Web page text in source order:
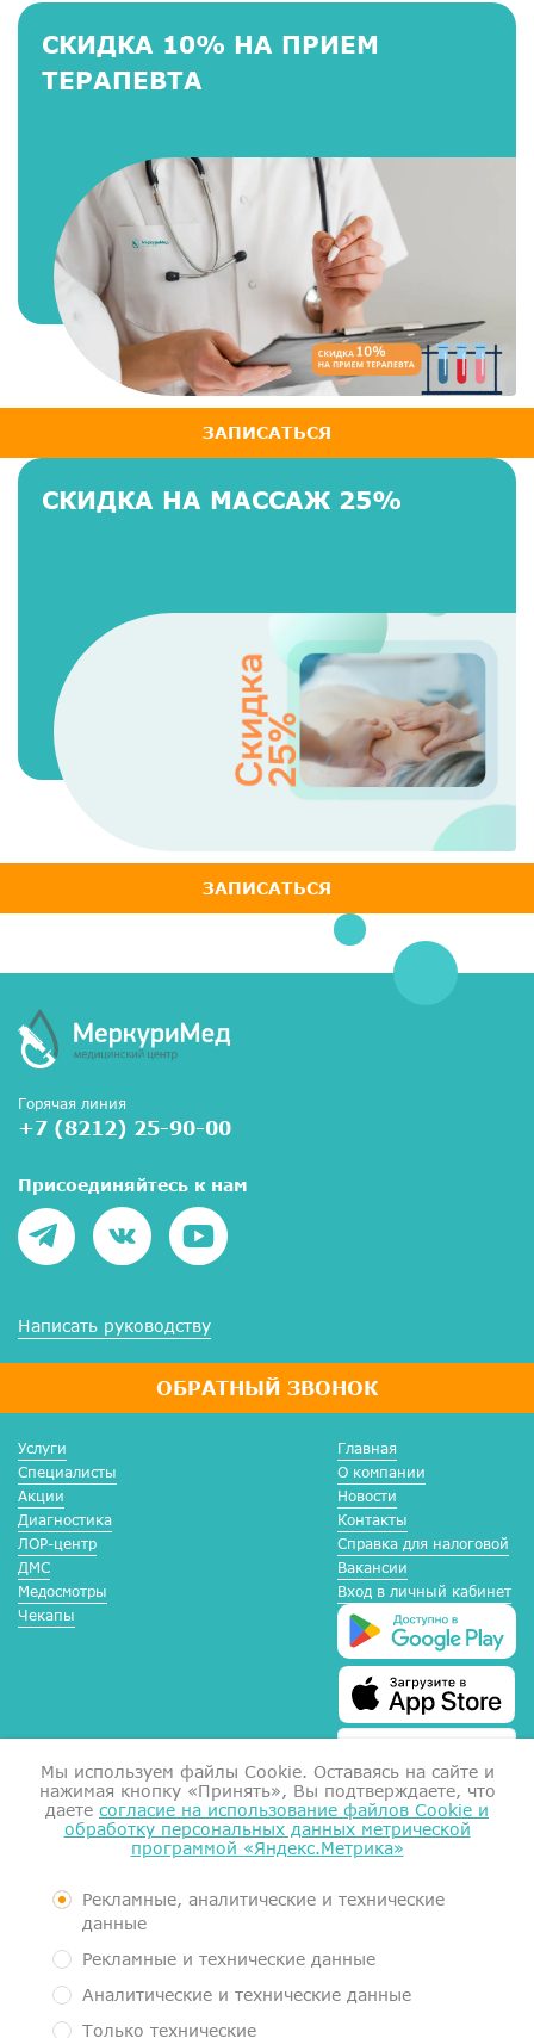
СКИДКА 10% НА ПРИЕМ
ТЕРАПЕВТА
ЗАПИСАТЬСЯ
СКИДКА НА МАССАЖ 25%
ЗАПИСАТЬСЯ
Горячая линия
+7 (8212) 25-90-00
ОБРАТНЫЙ ЗВОНОК
Присоединяйтесь к нам
Написать руководству
Услуги
Специалисты
Акции
Диагностика
ЛОР-центр
ДМС
Медосмотры
Чекапы
Главная
О компании
Новости
Контакты
Справка для налоговой
Вакансии
Вход в личный кабинет
Справка для налоговой
Документы
Контролирующие органы
Пользовательское соглашение
Политика обработки персональных данных
Медицинский центр МеркуриМед. Услуги оказывает Общество с
Мы используем файлы Сookie. Оставаясь на сайте и
нажимая кнопку «Принять», Вы подтверждаете, что
даете согласие на использование файлов Cookie и
обработку персональных данных метрической
программой «Яндекс.Метрика»
Рекламные, аналитические и технические
данные
Рекламные и технические данные
Аналитические и технические данные
Только технические